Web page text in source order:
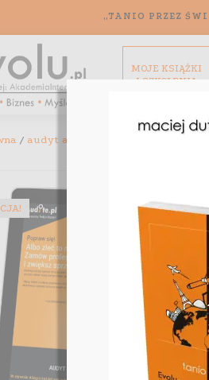
„TANIO PRZEZ
MOJE KSIĄŻKI
I SZKOLENIA
/ audyt allegro